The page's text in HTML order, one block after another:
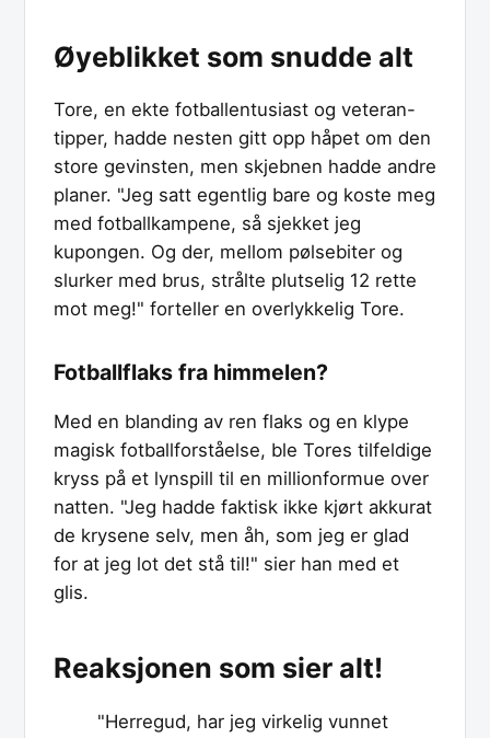
Øyeblikket som snudde alt
Tore, en ekte fotballentusiast og veteran-
tipper, hadde nesten gitt opp håpet om den
store gevinsten, men skjebnen hadde andre
planer. "Jeg satt egentlig bare og koste meg
med fotballkampene, så sjekket jeg
kupongen. Og der, mellom pølsebiter og
slurker med brus, strålte plutselig 12 rette
mot meg!" forteller en overlykkelig Tore.
Fotballflaks fra himmelen?
Med en blanding av ren flaks og en klype
magisk fotballforståelse, ble Tores tilfeldige
kryss på et lynspill til en millionformue over
natten. "Jeg hadde faktisk ikke kjørt akkurat
de krysene selv, men åh, som jeg er glad
for at jeg lot det stå til!" sier han med et
glis.
Reaksjonen som sier alt!
"Herregud, har jeg virkelig vunnet